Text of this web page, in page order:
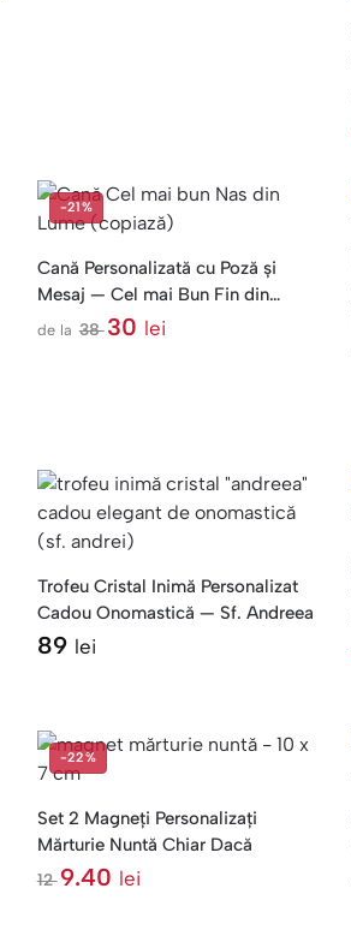
-21%
Cană Personalizată cu Poză și
Mesaj — Cel mai Bun Fin din
Lume
de la 3830 lei
Trofeu Cristal Inimă Personalizat
Cadou Onomastică — Sf. Andreea
89 lei
-22%
Set 2 Magneți Personalizați
Mărturie Nuntă Chiar Dacă
129.40 lei